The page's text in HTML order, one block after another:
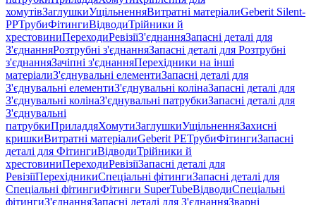
хомутівЗаглушкиУщільненняВитратні матеріалиGeberit Silent-
PPТрубиФітингиВідводиТрійники й
хрестовиниПереходиРевізіїЗ'єднанняЗапасні деталі для
З'єднанняРозтрубні з'єднанняЗапасні деталі для Розтрубні
з'єднанняЗачіпні з'єднанняПерехідники на інші
матеріалиЗ'єднувальні елементиЗапасні деталі для
З'єднувальні елементиЗ'єднувальні колінаЗапасні деталі для
З'єднувальні колінаЗ'єднувальні патрубкиЗапасні деталі для
З'єднувальні
патрубкиПриладдяХомутиЗаглушкиУщільненняЗахисні
кришкиВитратні матеріалиGeberit PEТрубиФітингиЗапасні
деталі для ФітингиВідводиТрійники й
хрестовиниПереходиРевізіїЗапасні деталі для
РевізіїПерехідникиСпеціальні фітингиЗапасні деталі для
Спеціальні фітингиФітинги SuperTubeВідводиСпеціальні
фітингиЗ'єднанняЗапасні деталі для З'єднанняЗварні